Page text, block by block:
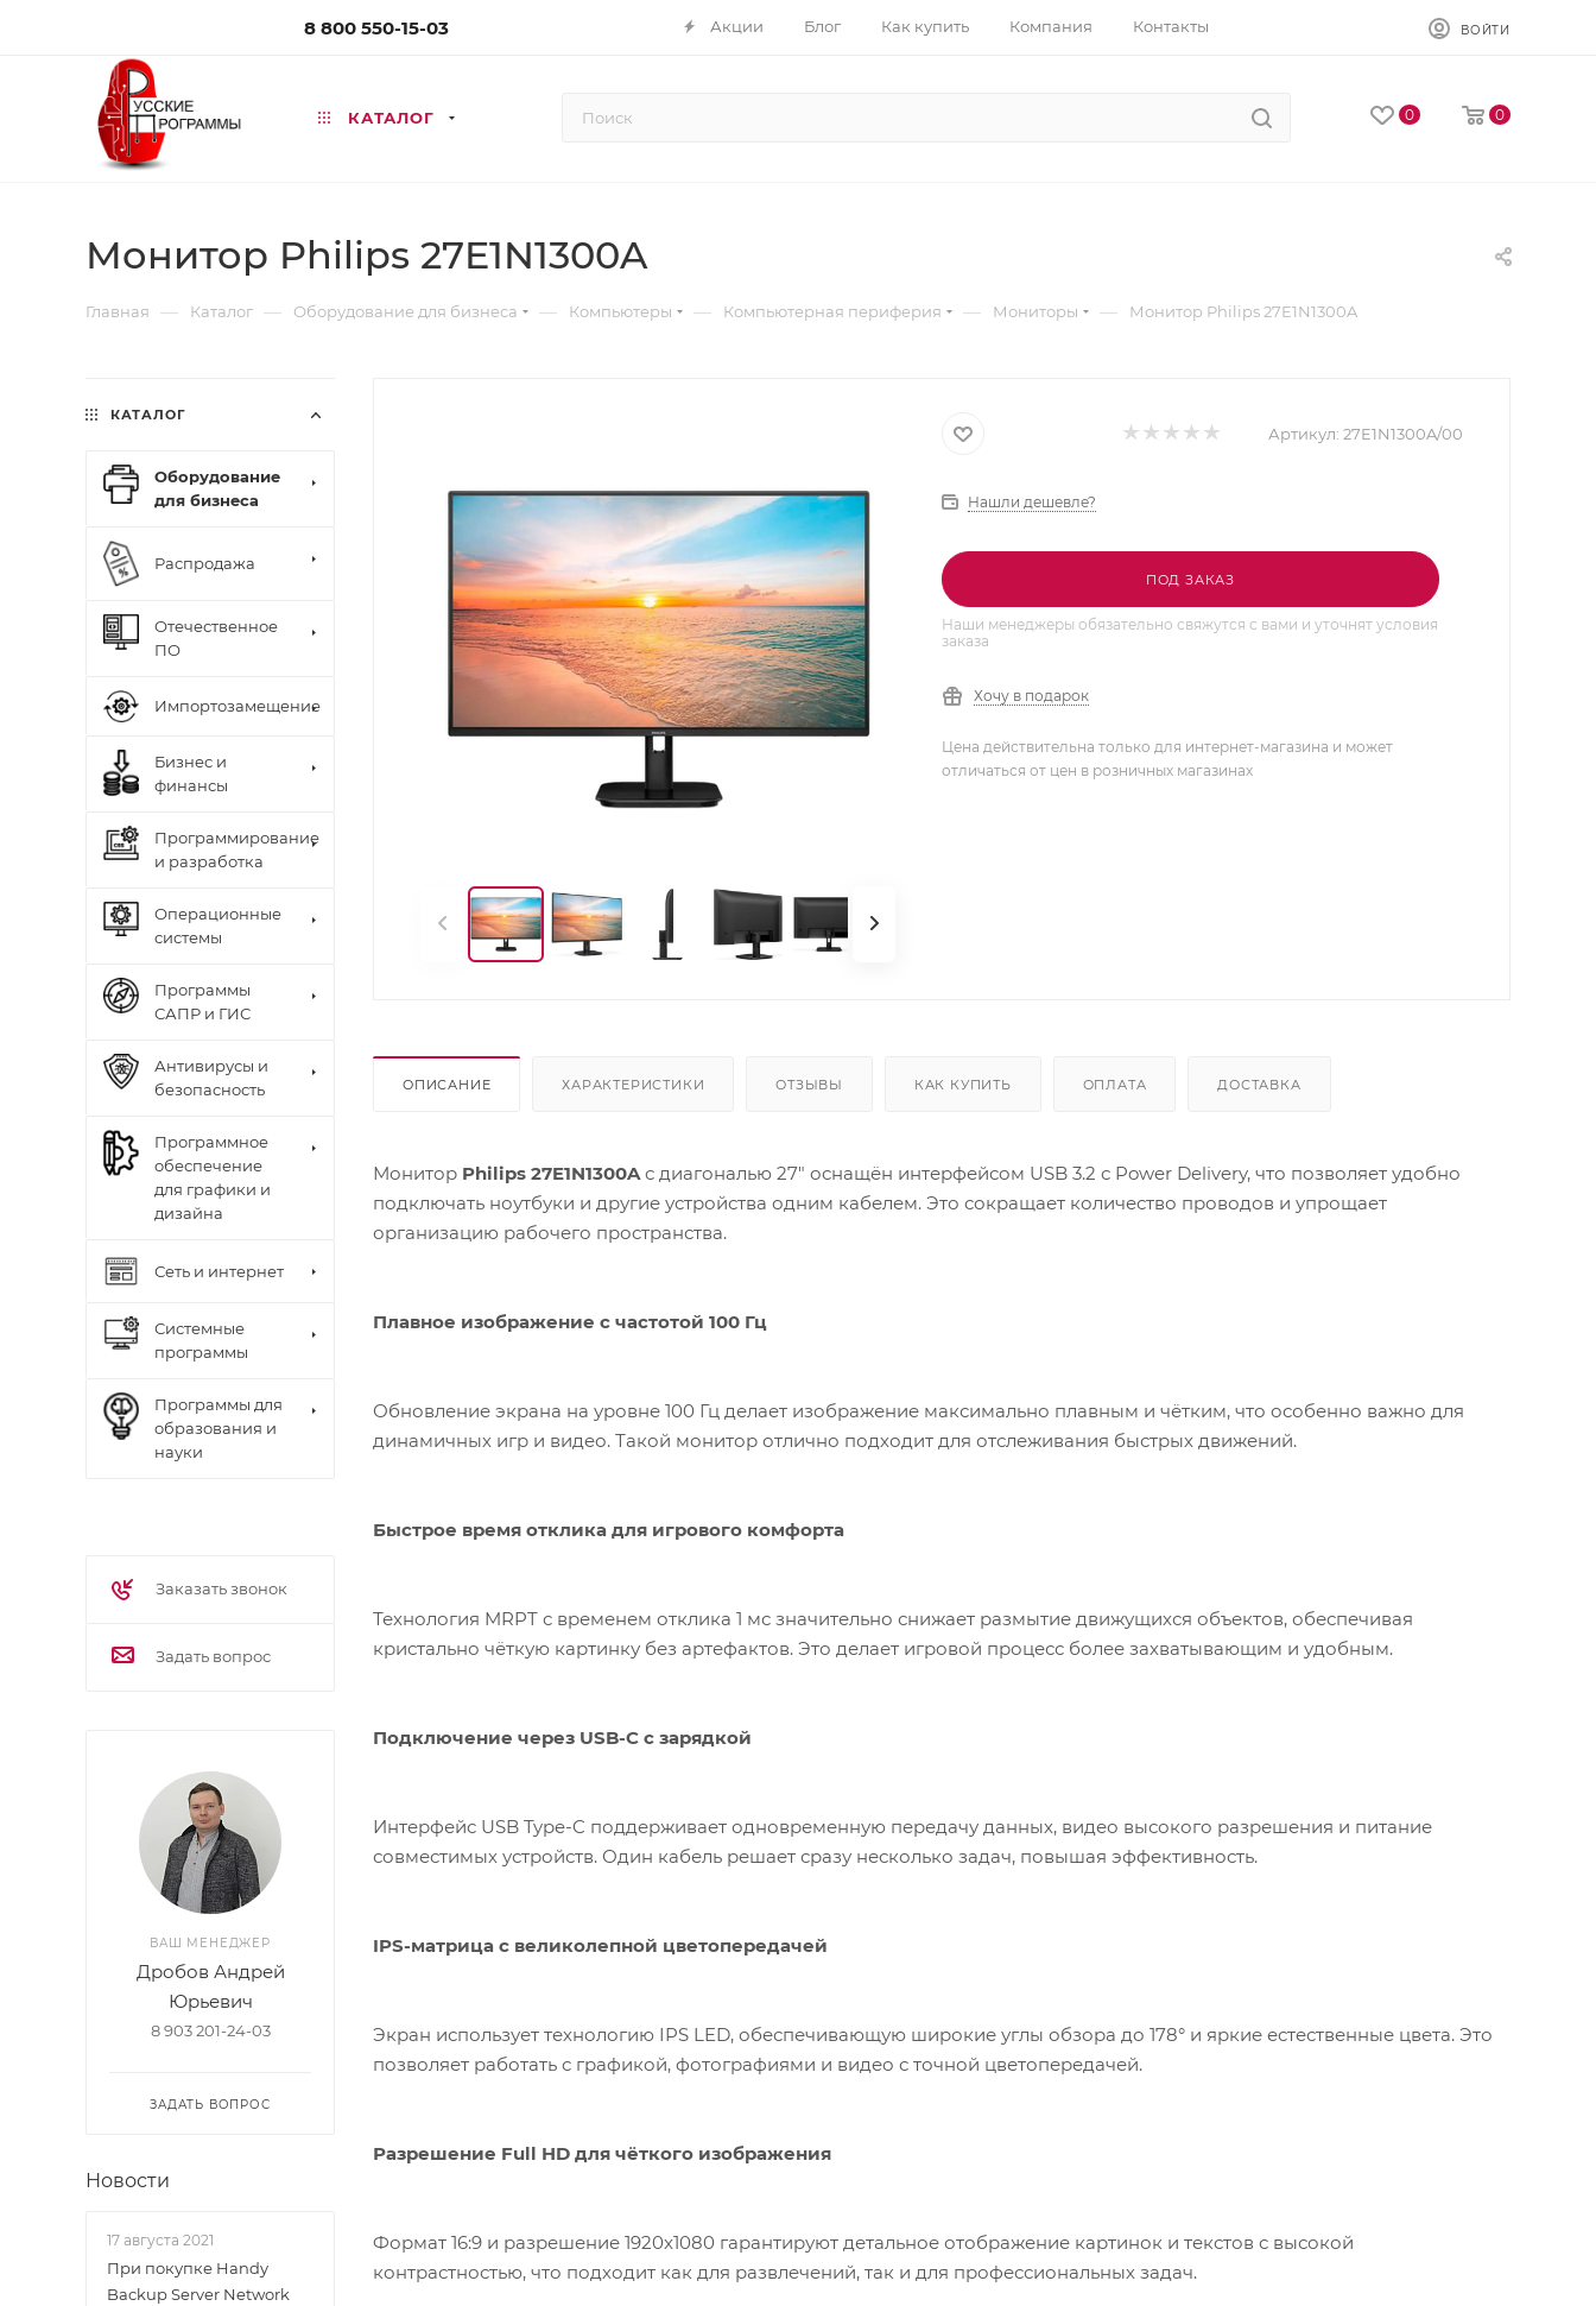
8 800 550-15-03 Акции Блог Как купить Компания Контакты ВОЙТИ
КАТАЛОГ 0 0
Монитор Philips 27E1N1300A
Главная — Каталог — Оборудование для бизнеса — Компьютеры — Компьютерная периферия — Мониторы — Монитор Philips 27E1N1300A
Артикул: 27E1N1300A/00
Нашли дешевле?
ПОД ЗАКАЗ
Наши менеджеры обязательно свяжутся с вами и уточнят условия
заказа
Хочу в подарок
Цена действительна только для интернет-магазина и может
отличаться от цен в розничных магазинах
ОПИСАНИЕ ХАРАКТЕРИСТИКИ ОТЗЫВЫ КАК КУПИТЬ ОПЛАТА ДОСТАВКА
Монитор Philips 27E1N1300Aс диагональю 27" оснащён интерфейсом USB 3.2 с Power Delivery, что позволяет удобно
подключать ноутбуки и другие устройства одним кабелем. Это сокращает количество проводов и упрощает
организацию рабочего пространства.
Плавное изображение с частотой 100 Гц
Обновление экрана на уровне 100 Гц делает изображение максимально плавным и чётким, что особенно важно для
динамичных игр и видео. Такой монитор отлично подходит для отслеживания быстрых движений.
Быстрое время отклика для игрового комфорта
Технология MRPT с временем отклика 1 мс значительно снижает размытие движущихся объектов, обеспечивая
кристально чёткую картинку без артефактов. Это делает игровой процесс более захватывающим и удобным.
Подключение через USB-C с зарядкой
Интерфейс USB Type-C поддерживает одновременную передачу данных, видео высокого разрешения и питание
совместимых устройств. Один кабель решает сразу несколько задач, повышая эффективность.
IPS-матрица с великолепной цветопередачей
Экран использует технологию IPS LED, обеспечивающую широкие углы обзора до 178° и яркие естественные цвета. Это
позволяет работать с графикой, фотографиями и видео с точной цветопередачей.
Разрешение Full HD для чёткого изображения
Формат 16:9 и разрешение 1920x1080 гарантируют детальное отображение картинок и текстов с высокой
контрастностью, что подходит как для развлечений, так и для профессиональных задач.
КАТАЛОГ
Оборудование
для бизнеса
Распродажа
Отечественное
ПО
Импортозамещение
Бизнес и
финансы
Программирование
и разработка
Операционные
системы
Программы
САПР и ГИС
Антивирусы и
безопасность
Программное
обеспечение
для графики и
дизайна
Сеть и интернет
Системные
программы
Программы для
образования и
науки
Заказать звонок
Задать вопрос
ВАШ МЕНЕДЖЕР
Дробов Андрей
Юрьевич
8 903 201-24-03
ЗАДАТЬ ВОПРОС
Новости
17 августа 2021
При покупке Handy
Backup Server Network